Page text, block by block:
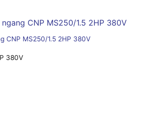
CNP MS250/1.5 2HP 380V
380V